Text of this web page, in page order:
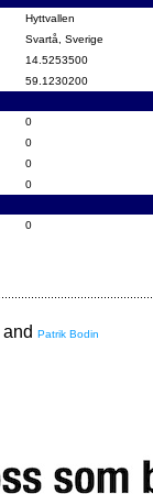
Hyttvallen
Svartå, Sverige
14.5253500
59.1230200
0
0
0
0
0
and Patrik Bodin